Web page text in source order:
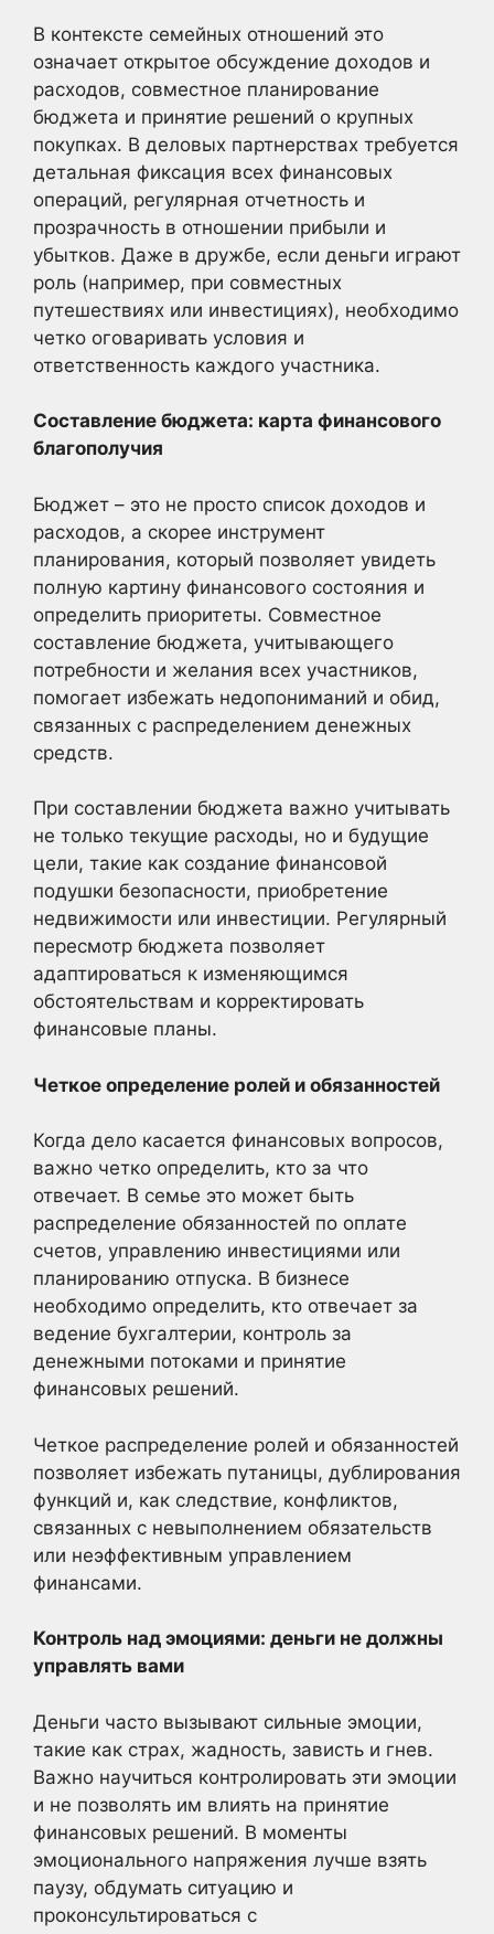
В контексте семейных отношений это
означает открытое обсуждение доходов и
расходов, совместное планирование
бюджета и принятие решений о крупных
покупках. В деловых партнерствах требуется
детальная фиксация всех финансовых
операций, регулярная отчетность и
прозрачность в отношении прибыли и
убытков. Даже в дружбе, если деньги играют
роль (например, при совместных
путешествиях или инвестициях), необходимо
четко оговаривать условия и
ответственность каждого участника.
Составление бюджета: карта финансового
благополучия
Бюджет – это не просто список доходов и
расходов, а скорее инструмент
планирования, который позволяет увидеть
полную картину финансового состояния и
определить приоритеты. Совместное
составление бюджета, учитывающего
потребности и желания всех участников,
помогает избежать недопониманий и обид,
связанных с распределением денежных
средств.
При составлении бюджета важно учитывать
не только текущие расходы, но и будущие
цели, такие как создание финансовой
подушки безопасности, приобретение
недвижимости или инвестиции. Регулярный
пересмотр бюджета позволяет
адаптироваться к изменяющимся
обстоятельствам и корректировать
финансовые планы.
Четкое определение ролей и обязанностей
Когда дело касается финансовых вопросов,
важно четко определить, кто за что
отвечает. В семье это может быть
распределение обязанностей по оплате
счетов, управлению инвестициями или
планированию отпуска. В бизнесе
необходимо определить, кто отвечает за
ведение бухгалтерии, контроль за
денежными потоками и принятие
финансовых решений.
Четкое распределение ролей и обязанностей
позволяет избежать путаницы, дублирования
функций и, как следствие, конфликтов,
связанных с невыполнением обязательств
или неэффективным управлением
финансами.
Контроль над эмоциями: деньги не должны
управлять вами
Деньги часто вызывают сильные эмоции,
такие как страх, жадность, зависть и гнев.
Важно научиться контролировать эти эмоции
и не позволять им влиять на принятие
финансовых решений. В моменты
эмоционального напряжения лучше взять
паузу, обдумать ситуацию и
проконсультироваться с